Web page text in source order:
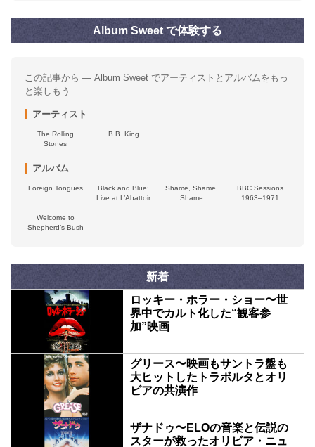
Album Sweet で体験する
この記事から — Album Sweet でアーティストとアルバムをもっ
と楽しもう
アーティスト
The Rolling
Stones
B.B. King
アルバム
Foreign Tongues
Black and Blue:
Live at L’Abattoir
Shame, Shame,
Shame
BBC Sessions
1963–1971
Welcome to
Shepherd’s Bush
新着
ロッキー・ホラー・ショー〜世
界中でカルト化した“観客参
加”映画
グリース〜映画もサントラ盤も
大ヒットしたトラボルタとオリ
ビアの共演作
ザナドゥ〜ELOの音楽と伝説の
スターが救ったオリビア・ニュ